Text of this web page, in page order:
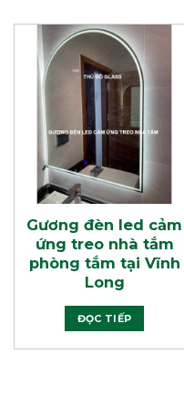
Gương đèn led cảm
ứng treo nhà tắm
phòng tắm tại Vĩnh
Long
ĐỌC TIẾP